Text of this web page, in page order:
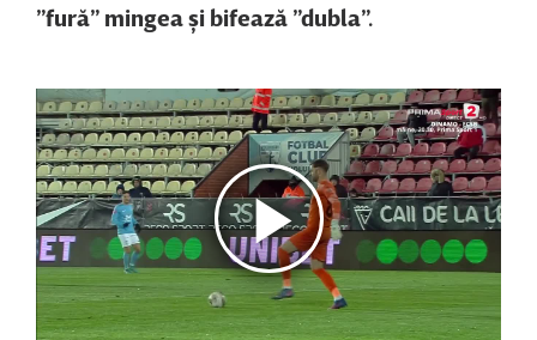
”fură” mingea şi bifează ”dubla”.